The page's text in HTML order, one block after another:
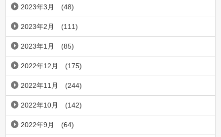
2023年3月 (48)
2023年2月 (111)
2023年1月 (85)
2022年12月 (175)
2022年11月 (244)
2022年10月 (142)
2022年9月 (64)